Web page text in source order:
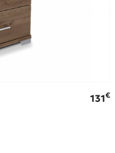
131€